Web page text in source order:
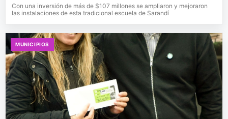
Con una inversión de más de $107 millones se ampliaron y mejoraron
las instalaciones de esta tradicional escuela de Sarandí
MUNICIPIOS